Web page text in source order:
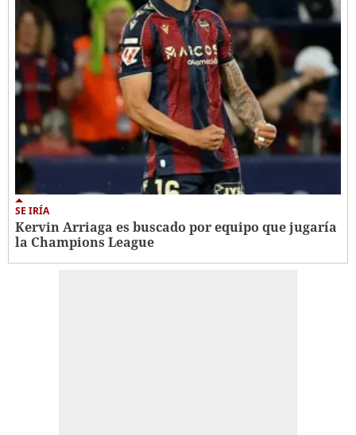
SE IRÍA
Kervin Arriaga es buscado por equipo que jugaría
la Champions League